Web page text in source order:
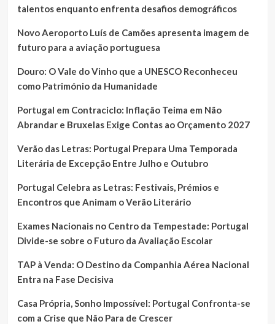
talentos enquanto enfrenta desafios demográficos
Novo Aeroporto Luís de Camões apresenta imagem de
futuro para a aviação portuguesa
Douro: O Vale do Vinho que a UNESCO Reconheceu
como Património da Humanidade
Portugal em Contraciclo: Inflação Teima em Não
Abrandar e Bruxelas Exige Contas ao Orçamento 2027
Verão das Letras: Portugal Prepara Uma Temporada
Literária de Excepção Entre Julho e Outubro
Portugal Celebra as Letras: Festivais, Prémios e
Encontros que Animam o Verão Literário
Exames Nacionais no Centro da Tempestade: Portugal
Divide-se sobre o Futuro da Avaliação Escolar
TAP à Venda: O Destino da Companhia Aérea Nacional
Entra na Fase Decisiva
Casa Própria, Sonho Impossível: Portugal Confronta-se
com a Crise que Não Para de Crescer